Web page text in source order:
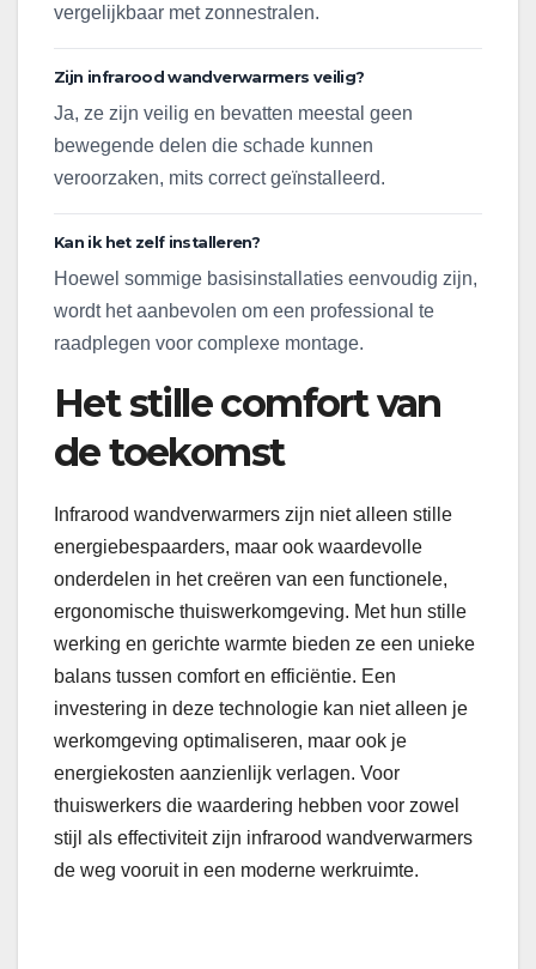
vergelijkbaar met zonnestralen.
Zijn infrarood wandverwarmers veilig?
Ja, ze zijn veilig en bevatten meestal geen
bewegende delen die schade kunnen
veroorzaken, mits correct geïnstalleerd.
Kan ik het zelf installeren?
Hoewel sommige basisinstallaties eenvoudig zijn,
wordt het aanbevolen om een professional te
raadplegen voor complexe montage.
Het stille comfort van
de toekomst
Infrarood wandverwarmers zijn niet alleen stille
energiebespaarders, maar ook waardevolle
onderdelen in het creëren van een functionele,
ergonomische thuiswerkomgeving. Met hun stille
werking en gerichte warmte bieden ze een unieke
balans tussen comfort en efficiëntie. Een
investering in deze technologie kan niet alleen je
werkomgeving optimaliseren, maar ook je
energiekosten aanzienlijk verlagen. Voor
thuiswerkers die waardering hebben voor zowel
stijl als effectiviteit zijn infrarood wandverwarmers
de weg vooruit in een moderne werkruimte.